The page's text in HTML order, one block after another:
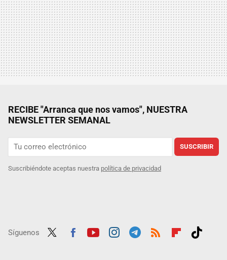
RECIBE "Arranca que nos vamos", NUESTRA
NEWSLETTER SEMANAL
SUSCRIBIR
Suscribiéndote aceptas nuestra política de privacidad
Síguenos